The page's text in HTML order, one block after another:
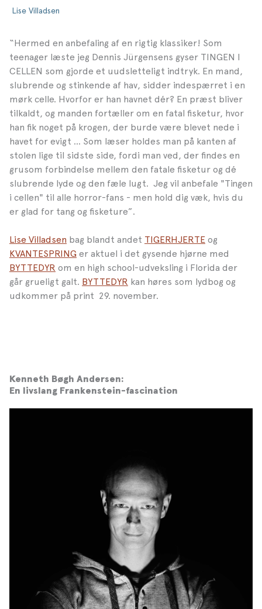
Lise Villadsen
“Hermed en anbefaling af en rigtig klassiker! Som
teenager læste jeg Dennis Jürgensens gyser TINGEN I
CELLEN som gjorde et uudsletteligt indtryk. En mand,
slubrende og stinkende af hav, sidder indespærret i en
mørk celle. Hvorfor er han havnet dér? En præst bliver
tilkaldt, og manden fortæller om en fatal fisketur, hvor
han fik noget på krogen, der burde være blevet nede i
havet for evigt … Som læser holdes man på kanten af
stolen lige til sidste side, fordi man ved, der findes en
grusom forbindelse mellem den fatale fisketur og dé
slubrende lyde og den fæle lugt. Jeg vil anbefale "Tingen
i cellen" til alle horror-fans - men hold dig væk, hvis du
er glad for tang og fisketure”.
Lise Villadsen bag blandt andet TIGERHJERTE og
KVANTESPRING er aktuel i det gysende hjørne med
BYTTEDYR om en high school-udveksling i Florida der
går grueligt galt. BYTTEDYR kan høres som lydbog og
udkommer på print 29. november.
Kenneth Bøgh Andersen:
En livslang Frankenstein-fascination